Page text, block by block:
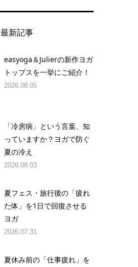
最新記事
easyoga＆Julierの新作ヨガ
トップスを一挙にご紹介！
2026.08.05
「冷房病」という言葉、知
っていますか？ヨガで防ぐ
夏の冷え
2026.08.03
夏フェス・旅行後の「疲れ
た体」を1日で回復させる
ヨガ
2026.07.31
夏休み前の「仕事疲れ」を